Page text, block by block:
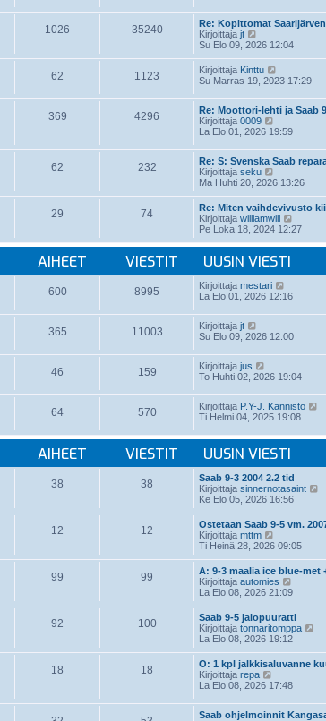
s
s
i
i
t
ä
u
s
i
n
i
e
t
1026 35240
Re: Kopittomat
Kirjoittaja jt
ä
t
ä
u
u
s
i
n
i
e
s
t
i
Su Elo 09, 2026 12:04
62 1123 Kirjoittaja Kinttu
ä
t
ä
u
n
i
e
s
i
Su Marras 19, 2023 17:29
369 4296
Re: Moottori-lehti ja Saab
Kirjoittaja 0009
ä
t
ä
u
s
i
n
v
e
s
t
i
La Elo 01, 2026 19:59
62 232
Re: S: Svenska Saab
Kirjoittaja seku
ä
ä
u
u
s
i
n
v
i
e
i
Ma Huhti 20, 2026 13:26
29 74
Re: Miten vaihdevivusto
Kirjoittaja williamwill
ä
t
n
i
s
i
Pe Loka 18, 2024 12:27
AIHEET VIESTIT UUSIN VIESTI
600 8995 Kirjoittaja mestari
ä
t
u
n
i
e
s
t
La Elo 01, 2026 12:16
365 11003 Kirjoittaja jt
ä
t
ä
u
i
n
i
e
t
i
Su Elo 09, 2026 12:00
46 159 Kirjoittaja jus
ä
t
ä
u
s
i
n
v
i
e
s
t
i
To Huhti 02, 2026 19:04
64 570 Kirjoittaja P.Y-J. Kannisto
t
u
v
i
i
Ti Helmi 04, 2025 19:08
AIHEET VIESTIT UUSIN VIESTI
38 38
Saab 9-3 2004 2.2 tid
Kirjoittaja sinnernotasaint
t
ä
s
i
i
Ke Elo 05, 2026 16:56
12 12
Ostetaan Saab 9-5 vm.
Kirjoittaja mttm
ä
ä
u
u
s
i
n
v
i
e
t
Ti Heinä 28, 2026 09:05
99 99
A: 9-3 maalia ice blue-met
Kirjoittaja automies
ä
t
ä
u
u
s
i
v
e
La Elo 08, 2026 21:09
92 100
Saab 9-5 jalopuuratti
Kirjoittaja tonnaritomppa
t
ä
s
i
La Elo 08, 2026 19:12
18 18
O: 1 kpl jalkkisaluvanne
Kirjoittaja repa
ä
t
ä
La Elo 08, 2026 17:48
Saab ohjelmoinnit